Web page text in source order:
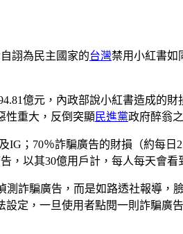
詡為民主國家的台灣禁用小紅書如
億元，內政部說小紅書造成的
性重大，反倒突顯 民進黨政府醉翁
；70％詐騙廣告的財損（約每
，以其30億用戶計，每人每天會看
詐騙廣告，而是如路透社報導，
定，一旦使用者點閱一則詐騙廣